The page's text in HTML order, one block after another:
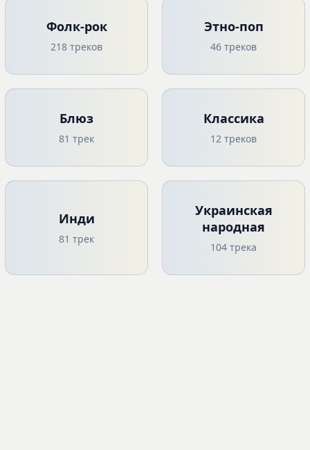
Фолк-рок
218 треков
Этно-поп
46 треков
Блюз
81 трек
Классика
12 треков
Инди
81 трек
Украинская
народная
104 трека